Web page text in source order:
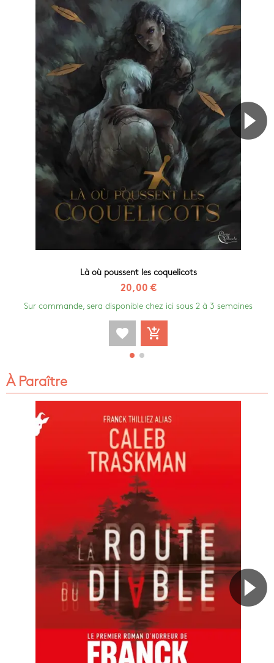
Là où poussent les coquelicots
20,00 €
Sur commande, sera disponible chez ici sous 2 à 3 semaines
favorite add_shopping_cart
À Paraître